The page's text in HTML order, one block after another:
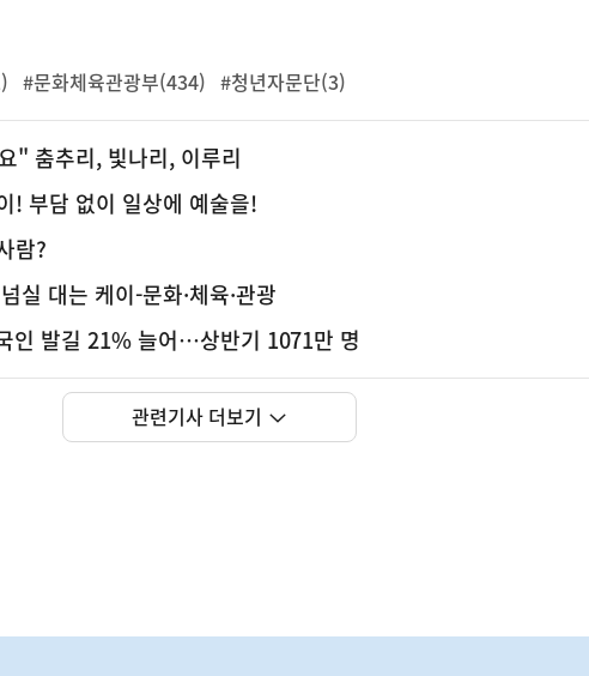
#문화체육관광부(434) #청년자문단(3)
" 춤추리, 빛나리, 이루리
! 부담 없이 일상에 예술을!
람?
실 대는 케이-문화·체육·관광
인 발길 21% 늘어…상반기 1071만 명
관련기사 더보기